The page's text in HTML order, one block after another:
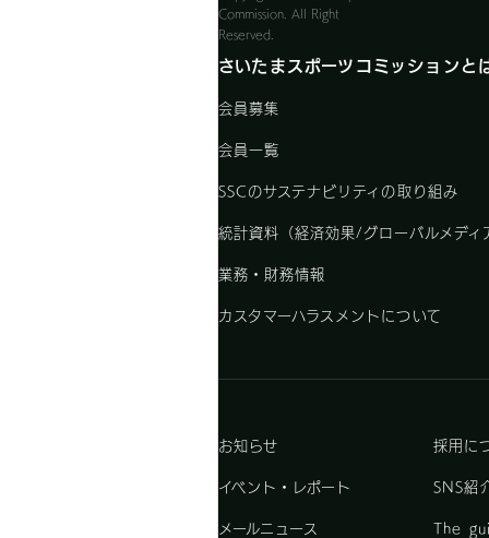
Commission. All Right
Reserved.
さいたまスポーツコミッションと
会員募集
会員一覧
SSCのサステナビリティの取り組み
統計資料（経済効果/グローバルメディ
業務・財務情報
カスタマーハラスメントについて
お知らせ
イベント・レポート
メールニュース
採用に
SNS紹
The